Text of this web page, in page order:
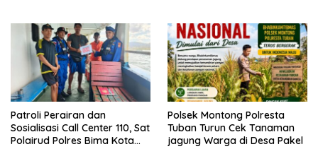
Patroli Perairan dan
Sosialisasi Call Center 110, Sat
Polairud Polres Bima Kota
Polsek Montong Polresta
Tuban Turun Cek Tanaman
jagung Warga di Desa Pakel